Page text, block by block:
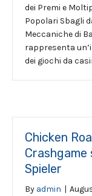
dei Premi e
Popolari Sbagli
Meccaniche di
rappresenta
dei giochi da
Chicken
Spieler
By admin |